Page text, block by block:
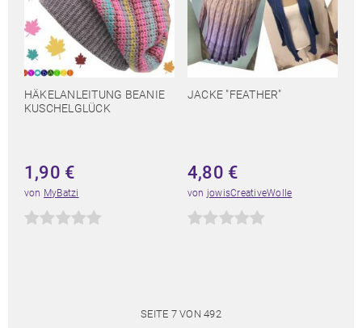
HÄKELANLEITUNG BEANIE
KUSCHELGLÜCK
1,90 €
von MyBatzi
JACKE "FEATHER"
4,80 €
von jowisCreativeWolle
SEITE 7 VON 492